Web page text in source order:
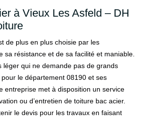
à Vieux Les Asfeld – DH
de plus en plus choisie par les
sa résistance et de sa facilité et maniable.
léger qui ne demande pas de grands
le département 08190 et ses
entreprise met à disposition un service
ou d’entretien de toiture bac acier.
le devis pour les travaux en faisant